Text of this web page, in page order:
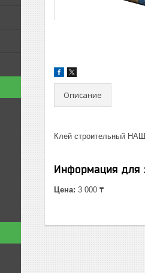
Описание
Клей строительный
Информация для
Цена: 3 000 ₸